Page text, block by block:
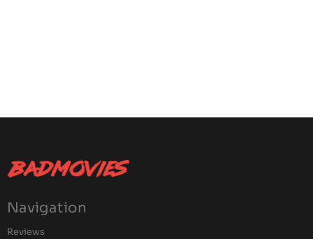
Navigation
Reviews